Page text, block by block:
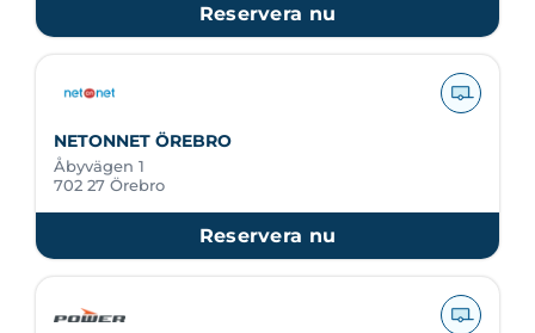
Reservera nu
NETONNET ÖREBRO
Åbyvägen 1
702 27 Örebro
Reservera nu